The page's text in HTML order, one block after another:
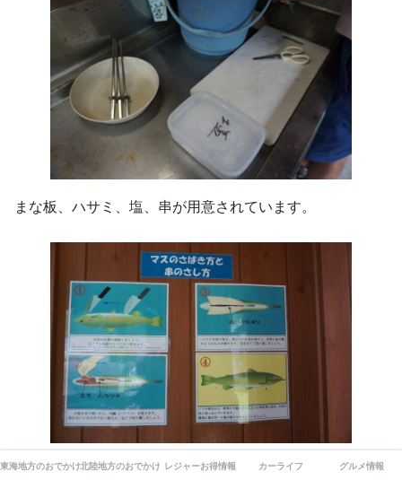
まな板、ハサミ、塩、串が用意されています。
さばき方と串の刺し方も壁に貼ってあり、やったことがな
東海地方のおでかけ北陸地方のおでかけ レジャーお得情報 カーライフ グルメ情報